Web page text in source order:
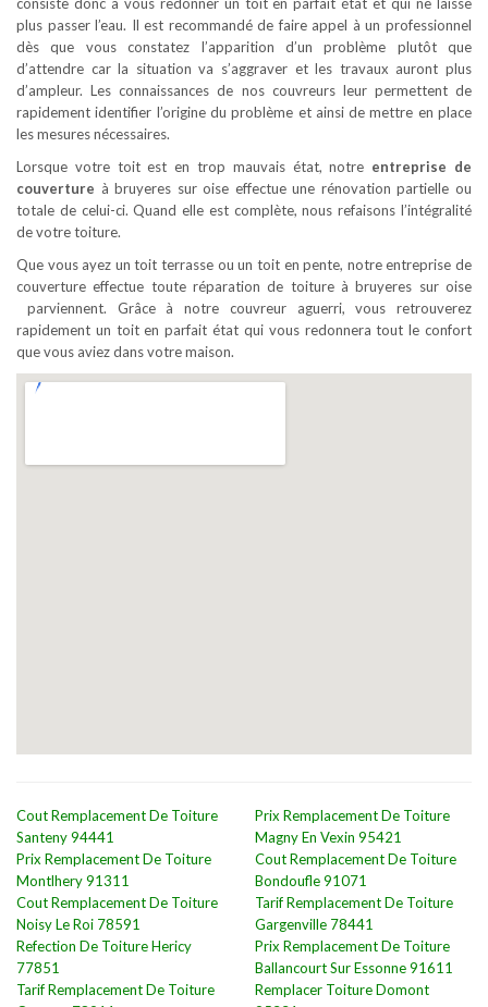
plus passer l’eau. Il est recommandé de faire appel à un professionnel
dès que vous constatez l’apparition d’un problème plutôt que
d’attendre car la situation va s’aggraver et les travaux auront plus
d’ampleur. Les connaissances de nos couvreurs leur permettent de
rapidement identifier l’origine du problème et ainsi de mettre en place
les mesures nécessaires.
Lorsque votre toit est en trop mauvais état, notre entreprise de
couverture à bruyeres sur oise effectue une rénovation partielle ou
totale de celui-ci. Quand elle est complète, nous refaisons l’intégralité
de votre toiture.
Que vous ayez un toit terrasse ou un toit en pente, notre entreprise de
couverture effectue toute réparation de toiture à bruyeres sur oise
parviennent. Grâce à notre couvreur aguerri, vous retrouverez
rapidement un toit en parfait état qui vous redonnera tout le confort
que vous aviez dans votre maison.
Cout Remplacement De Toiture
Santeny 94441
Prix Remplacement De Toiture
Montlhery 91311
Cout Remplacement De Toiture
Noisy Le Roi 78591
Refection De Toiture Hericy
77851
Tarif Remplacement De Toiture
Prix Remplacement De Toiture
Magny En Vexin 95421
Cout Remplacement De Toiture
Bondoufle 91071
Tarif Remplacement De Toiture
Gargenville 78441
Prix Remplacement De Toiture
Ballancourt Sur Essonne 91611
Remplacer Toiture Domont